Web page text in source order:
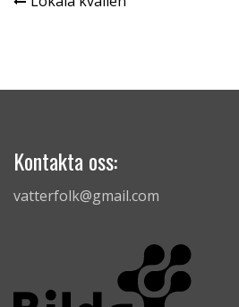
Kontakta oss:
vatterfolk@gmail.com